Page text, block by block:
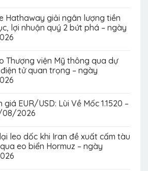
Hathaway giải ngân lượng tiền
lợi nhuận quý 2 bứt phá – ngày
Thượng viện Mỹ thông qua dự
tử quan trọng – ngày
giá EUR/USD: Lùi Về Mốc 1.1520 –
08/2026
leo dốc khi Iran đề xuất cấm tàu
eo biển Hormuz – ngày